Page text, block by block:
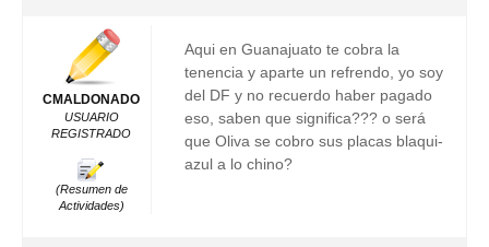
CMALDONADO
USUARIO
REGISTRADO
(Resumen de
Actividades)
Aqui en Guanajuato te cobra la
tenencia y aparte un refrendo, yo soy
del DF y no recuerdo haber pagado
eso, saben que significa??? o será
que Oliva se cobro sus placas blaqui-
azul a lo chino?